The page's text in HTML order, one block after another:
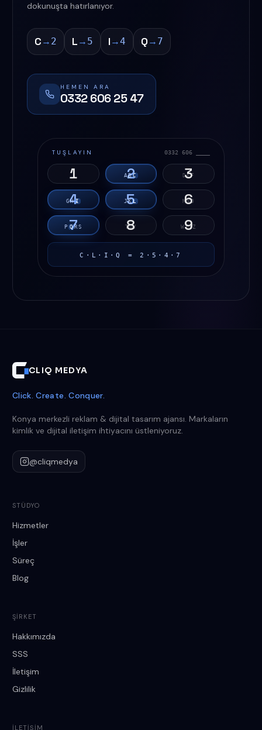
dokunuşta hatırlanıyor.
C→ 2 L→ 5 I→4 Q→ 7
HEMEN ARA
0332 606 25 47
TUŞLAYIN 0332 606 ____
1 2
AB C 3
DEF
4
GH I 5
JK L 6
MNO
7
P Q RS 8
TUV 9
WXYZ
C·L·I·Q = 2·5·4·7
CLIQ MEDYA
Click. Create. Conquer.
Konya merkezli reklam & dijital tasarım ajansı. Markaların
kimlik ve dijital iletişim ihtiyacını üstleniyoruz.
@cliqmedya
STÜDYO
Hizmetler
İşler
Süreç
Blog
ŞIRKET
Hakkımızda
SSS
İletişim
Gizlilik
İLETIŞIM